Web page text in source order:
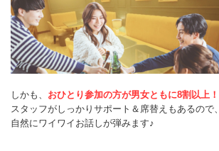
しかも、 おひとり参加の方が男女ともに8割以上！
スタッフがしっかりサポート＆席替えもあるので、
自然にワイワイお話しが弾みます♪